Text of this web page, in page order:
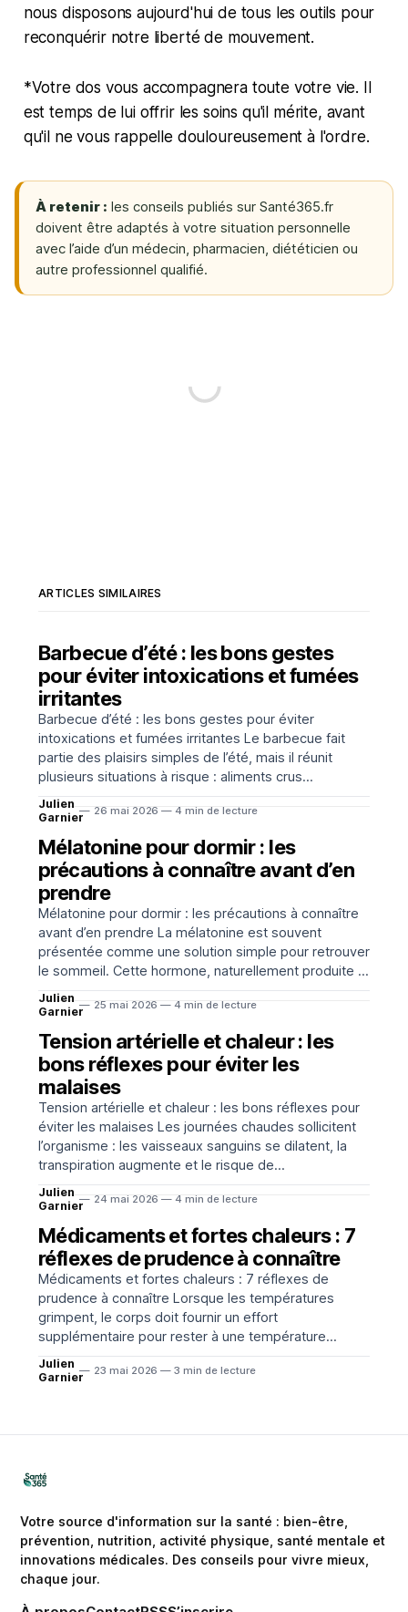
nous disposons aujourd'hui de tous les outils pour
reconquérir notre liberté de mouvement.
*Votre dos vous accompagnera toute votre vie. Il
est temps de lui offrir les soins qu'il mérite, avant
qu'il ne vous rappelle douloureusement à l'ordre.
À retenir : les conseils publiés sur Santé365.fr
doivent être adaptés à votre situation personnelle
avec l’aide d’un médecin, pharmacien, diététicien ou
autre professionnel qualifié.
ARTICLES SIMILAIRES
Barbecue d’été : les bons gestes
pour éviter intoxications et fumées
irritantes
Barbecue d’été : les bons gestes pour éviter
intoxications et fumées irritantes Le barbecue fait
partie des plaisirs simples de l’été, mais il réunit
plusieurs situations à risque : aliments crus
transportés au chaud, cuisson parfois incomplète,
ustensiles partagés et fumées proches du visage.
Julien
Garnier
26 mai 2026 — 4 min de lecture
Mélatonine pour dormir : les
précautions à connaître avant d’en
prendre
Mélatonine pour dormir : les précautions à connaître
avant d’en prendre La mélatonine est souvent
présentée comme une solution simple pour retrouver
le sommeil. Cette hormone, naturellement produite le
soir par l’organisme, participe au réglage de l’horloge
biologique. Sous forme de complément ou de
Julien
Garnier
25 mai 2026 — 4 min de lecture
Tension artérielle et chaleur : les
bons réflexes pour éviter les
malaises
Tension artérielle et chaleur : les bons réflexes pour
éviter les malaises Les journées chaudes sollicitent
l’organisme : les vaisseaux sanguins se dilatent, la
transpiration augmente et le risque de
déshydratation progresse. Chez certaines
personnes, notamment en cas d’hypertension, de
ces changements peuvent favoriser
Julien
Garnier
24 mai 2026 — 4 min de lecture
Médicaments et fortes chaleurs : 7
réflexes de prudence à connaître
Médicaments et fortes chaleurs : 7 réflexes de
prudence à connaître Lorsque les températures
grimpent, le corps doit fournir un effort
supplémentaire pour rester à une température
stable. Dans ce contexte, certains médicaments,
certaines maladies chroniques et la déshydratation
Julien
Garnier
23 mai 2026 — 3 min de lecture
Votre source d'information sur la santé : bien-être,
prévention, nutrition, activité physique, santé mentale et
innovations médicales. Des conseils pour vivre mieux,
chaque jour.